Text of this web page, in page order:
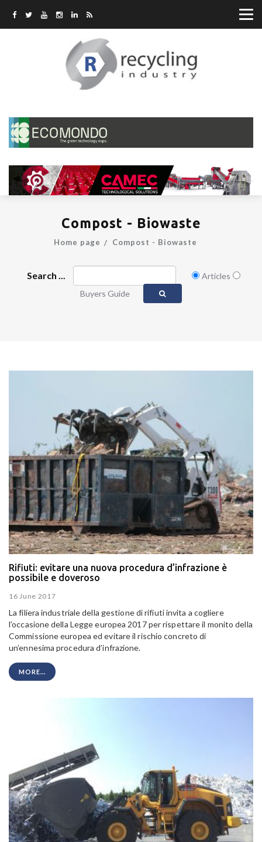
Compost - Biowaste
Home page Compost - Biowaste
Search ...
Articles
Buyers Guide
Rifiuti: evitare una nuova procedura d’infrazione è
possibile e doveroso
16 June 2017
La filiera industriale della gestione di rifiuti invita a cogliere
l’occasione della Legge europea 2017 per rispettare il monito della
Commissione europea ed evitare il rischio concreto di
un’ennesima procedura d’infrazione.
MORE...